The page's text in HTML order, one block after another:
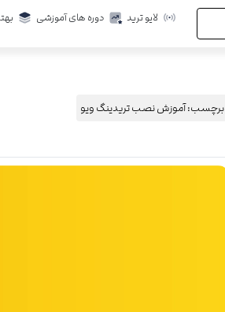
لایو ترید دوره های آموزشی
برچسب: آموزش نصب تریدینگ ویو